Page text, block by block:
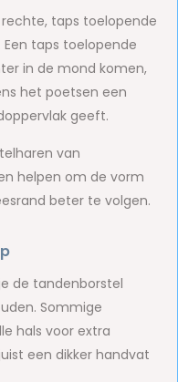
taps toelopende
taps toelopende
in de mond komen,
het poetsen een
geeft.
van
helpen om de vorm
beter te volgen.
de tandenborstel
Sommige
hals voor extra
een dikker handvat